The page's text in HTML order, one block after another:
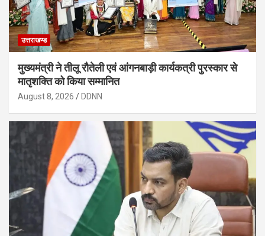
उत्तराखण्ड
मुख्यमंत्री ने तीलू रौतेली एवं आंगनबाड़ी कार्यकत्री पुरस्कार से
मातृशक्ति को किया सम्मानित
August 8, 2026 DDNN